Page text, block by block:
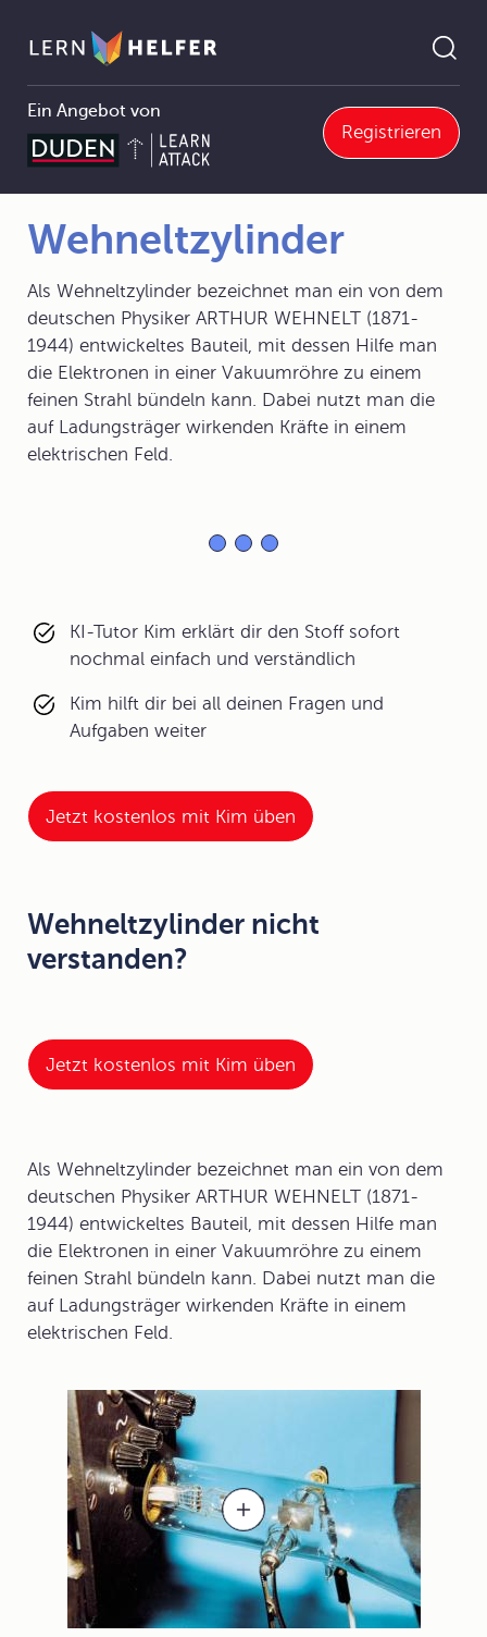
Ein Angebot von
Registrieren
Pfadnavigation
4 Elektrizitätslehre 4.5 Elektrische Leitungsvorgänge Wehneltzylinder
Wehneltzylinder
Als Wehneltzylinder bezeichnet man ein von dem
deutschen Physiker ARTHUR WEHNELT (1871-
1944) entwickeltes Bauteil, mit dessen Hilfe man
die Elektronen in einer Vakuumröhre zu einem
feinen Strahl bündeln kann. Dabei nutzt man die
auf Ladungsträger wirkenden Kräfte in einem
elektrischen Feld.
KI-Tutor Kim erklärt dir den Stoff sofort
nochmal einfach und verständlich
Kim hilft dir bei all deinen Fragen und
Aufgaben weiter
Jetzt kostenlos mit Kim üben
Wehneltzylinder nicht
verstanden?
Jetzt kostenlos mit Kim üben
Als Wehneltzylinder bezeichnet man ein von dem
deutschen Physiker ARTHUR WEHNELT (1871-
1944) entwickeltes Bauteil, mit dessen Hilfe man
die Elektronen in einer Vakuumröhre zu einem
feinen Strahl bündeln kann. Dabei nutzt man die
auf Ladungsträger wirkenden Kräfte in einem
elektrischen Feld.